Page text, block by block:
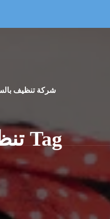
شركة تنظيف
Tag تنظيف منازل بالساعة في أم القيوين